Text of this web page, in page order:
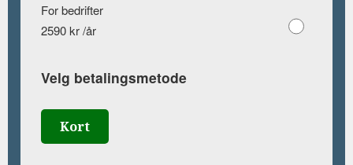
For bedrifter
2590 kr /år
Velg betalingsmetode
Kort